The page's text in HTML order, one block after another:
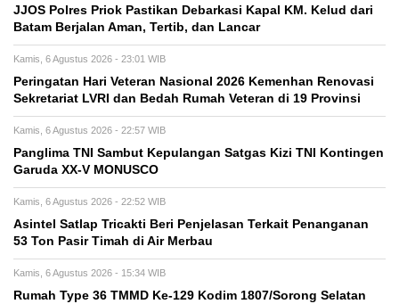
JJOS Polres Priok Pastikan Debarkasi Kapal KM. Kelud dari
Batam Berjalan Aman, Tertib, dan Lancar
Kamis, 6 Agustus 2026 - 23:01 WIB
Peringatan Hari Veteran Nasional 2026 Kemenhan Renovasi
Sekretariat LVRI dan Bedah Rumah Veteran di 19 Provinsi
Kamis, 6 Agustus 2026 - 22:57 WIB
Panglima TNI Sambut Kepulangan Satgas Kizi TNI Kontingen
Garuda XX-V MONUSCO
Kamis, 6 Agustus 2026 - 22:52 WIB
Asintel Satlap Tricakti Beri Penjelasan Terkait Penanganan
53 Ton Pasir Timah di Air Merbau
Kamis, 6 Agustus 2026 - 15:34 WIB
Rumah Type 36 TMMD Ke-129 Kodim 1807/Sorong Selatan